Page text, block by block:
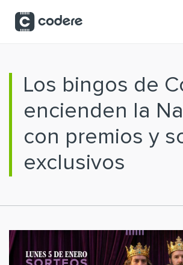
Los bingos de
encienden la
con premios y
exclusivos